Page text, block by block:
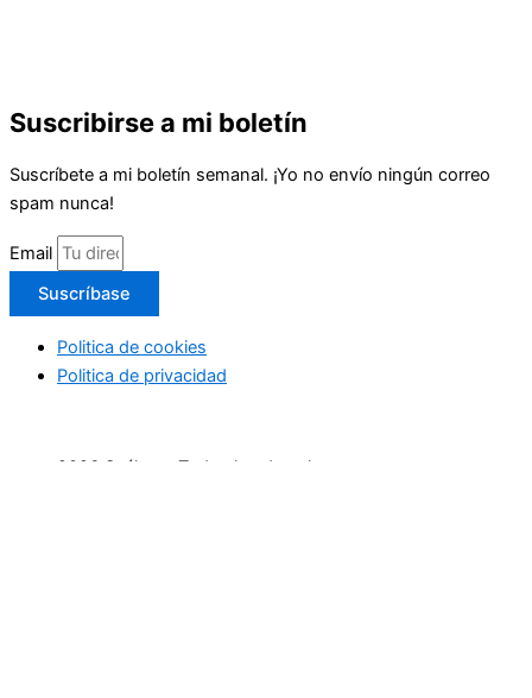
Suscribirse a mi boletín
Suscríbete a mi boletín semanal. ¡Yo no envío ningún correo
spam nunca!
Email
Suscríbase
Politica de cookies
Politica de privacidad
2026 Suéltate. Todos los derechos reservaos